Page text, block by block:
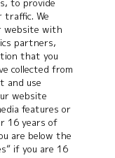
ニメーション
to provide
traffic. We
website with
partners,
that you
collected from
and use
website
features or
16 years of
are below the
if you are 16